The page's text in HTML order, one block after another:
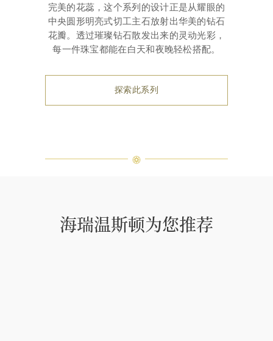
完美的花蕊，这个系列的设计正是从耀眼的
中央圆形明亮式切工主石放射出华美的钻石
花瓣。透过璀璨钻石散发出来的灵动光彩，
每一件珠宝都能在白天和夜晚轻松搭配。
探索此系列
海瑞温斯顿为您推荐